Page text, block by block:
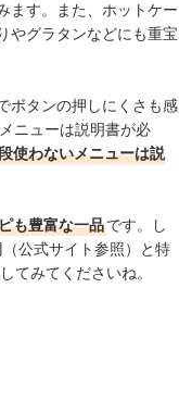
ます。また、ホットケー
やグラタンなどにも重宝
ボタンの押しにくさも感
ニューは説明書が必
使わないメニューは説
も豊富な一品です。し
公式サイト参照）と特
てみてくださいね。